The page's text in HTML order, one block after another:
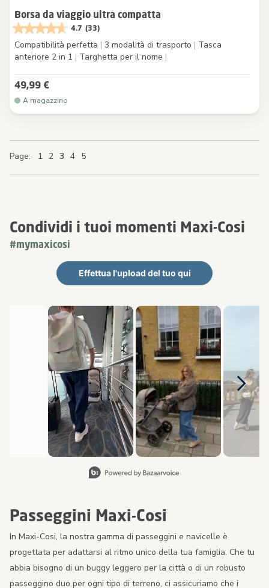
Borsa da viaggio ultra compatta
4.7 (33)
Compatibilità perfetta | 3 modalità di trasporto | Tasca
anteriore 2 in 1 | Targhetta per il nome |
49,99 €
A magazzino
Page Page
Page
Page
1 Page
2 You're currently reading page
3 Page
4 Page
5
Condividi i tuoi momenti Maxi-Cosi
#mymaxicosi
Effettua l'upload del tuo qui
Carosello multimediale
Carosello con le foto dei prodotti. Usa i pulsanti previous
Passeggini Maxi-Cosi
In Maxi-Cosi, la nostra gamma di passeggini e navicelle è
progettata per adattarsi al ritmo unico della tua famiglia. Che tu
abbia bisogno di un buggy leggero per la città o di un robusto
passeggino duo per ogni tipo di terreno, ci assicuriamo che i